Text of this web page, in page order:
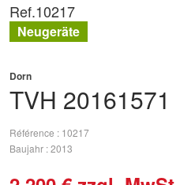
TVH 20161571
Dorn
Référence
10217
Baujahr 2013
Ref.10217
Neugeräte